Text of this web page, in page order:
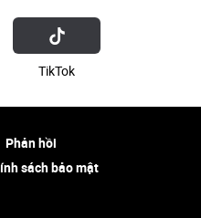
ТikТоk
Phản hồi
sách bảo mật